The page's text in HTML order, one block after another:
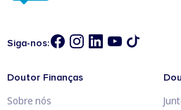
Siga-nos:
Doutor Finanças
Sobre nós